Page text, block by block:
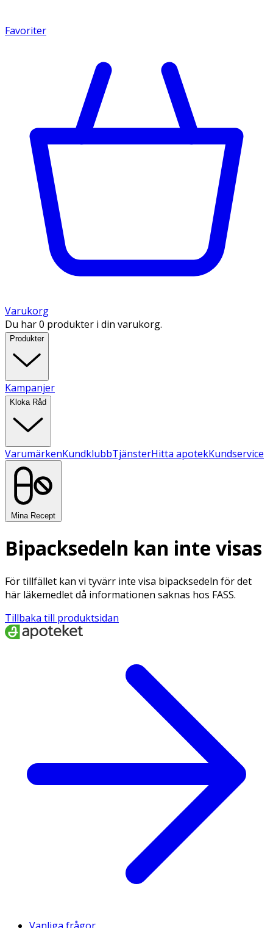
Favoriter
Varukorg
Du har 0 produkter i din varukorg.
Produkter
Kampanjer
Kloka Råd
VarumärkenKundklubbTjänsterHitta apotekKundservice
Mina Recept
Bipacksedeln kan inte visas
För tillfället kan vi tyvärr inte visa bipacksedeln för det
här läkemedlet då informationen saknas hos FASS.
Tillbaka till produktsidan